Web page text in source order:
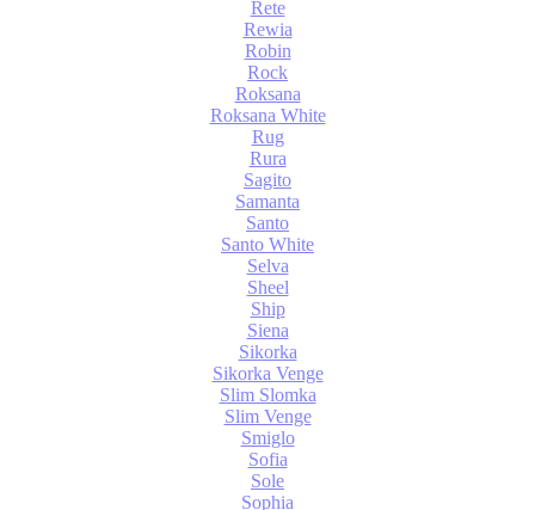
Rete
Rewia
Robin
Rock
Roksana
Roksana White
Rug
Rura
Sagito
Samanta
Santo
Santo White
Selva
Sheel
Ship
Siena
Sikorka
Sikorka Venge
Slim Slomka
Slim Venge
Smiglo
Sofia
Sole
Sophia